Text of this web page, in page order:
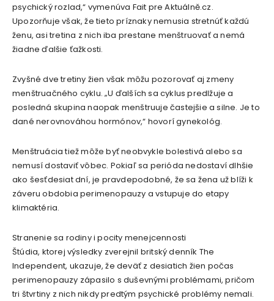
psychický rozlad,“ vymenúva Fait pre Aktuálně.cz.
Upozorňuje však, že tieto príznaky nemusia stretnúť každú
ženu, asi tretina z nich iba prestane menštruovať a nemá
žiadne ďalšie ťažkosti.
Zvyšné dve tretiny žien však môžu pozorovať aj zmeny
menštruačného cyklu. „U ďalších sa cyklus predlžuje a
posledná skupina naopak menštruuje častejšie a silne. Je to
dané nerovnováhou hormónov,“ hovorí gynekológ.
Menštruácia tiež môže byť neobvykle bolestivá alebo sa
nemusí dostaviť vôbec. Pokiaľ sa perióda nedostaví dlhšie
ako šesťdesiat dní, je pravdepodobné, že sa žena už blíži k
záveru obdobia perimenopauzy a vstupuje do etapy
klimaktéria.
Stranenie sa rodiny i pocity menejcennosti
Štúdia, ktorej výsledky zverejnil britský denník The
Independent, ukazuje, že deväť z desiatich žien počas
perimenopauzy zápasilo s duševnými problémami, pričom
tri štvrtiny z nich nikdy predtým psychické problémy nemali.